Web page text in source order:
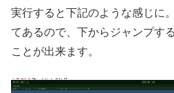
実行すると下記のような感じに
てあるので、下からジャンプす
ことが出来ます。